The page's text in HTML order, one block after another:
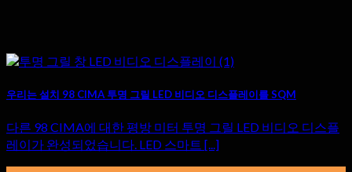
우리는 설치 98 CIMA 투명 그릴 LED 비디오 디스플레이를 SQM
다른 98 CIMA에 대한 평방 미터 투명 그릴 LED 비디오 디스플
레이가 완성되었습니다. LED 스마트 [...]